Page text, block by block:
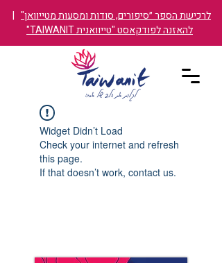
לרכישת הספר ״סיפורים, סודות ומסעות מטייוואן" |
להאזנה לפודקאסט "טייוואנית TAIWANIT"
Widget Didn’t Load
Check your internet and refresh
this page.
If that doesn’t work, contact us.